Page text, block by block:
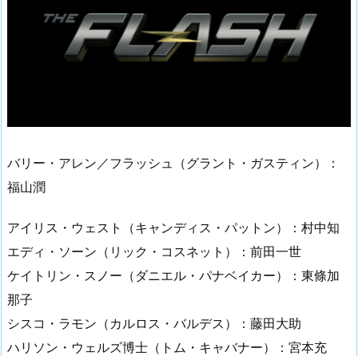
バリー・アレン／フラッシュ（グラント・ガスティン）：
福山潤
アイリス・ウェスト（キャンディス・パットン）：村中知
エディ・ソーン（リック・コスネット）：前田一世
ケイトリン・スノー（ダニエル・パナベイカー）：東條加
那子
シスコ・ラモン（カルロス・バルデス）：藤田大助
ハリソン・ウェルズ博士（トム・キャバナー）：宮本充